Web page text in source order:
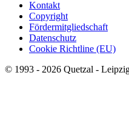
Kontakt
Copyright
Fördermitgliedschaft
Datenschutz
Cookie Richtline (EU)
© 1993 - 2026 Quetzal -